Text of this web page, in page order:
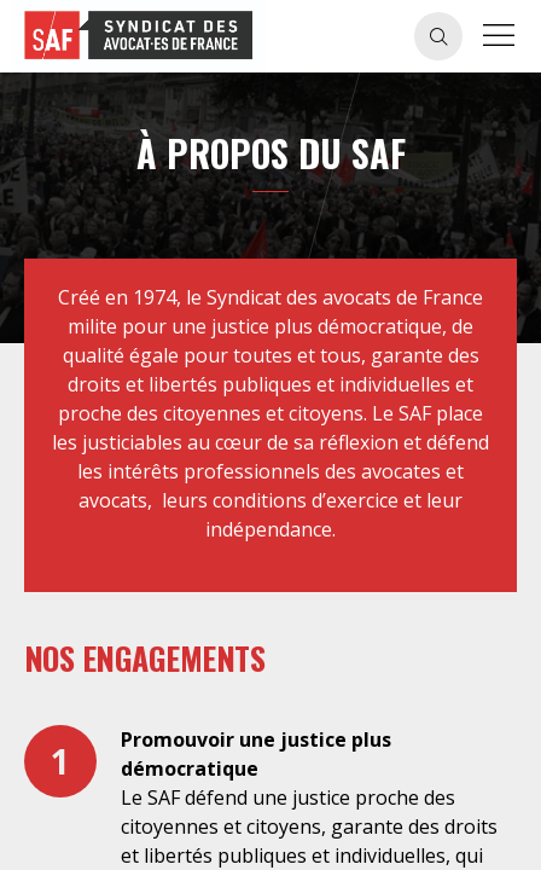
À PROPOS DU SAF
Créé en 1974, le Syndicat des avocats de France
milite pour une justice plus démocratique, de
qualité égale pour toutes et tous, garante des
droits et libertés publiques et individuelles et
proche des citoyennes et citoyens. Le SAF place
les justiciables au cœur de sa réflexion et défend
les intérêts professionnels des avocates et
avocats, leurs conditions d’exercice et leur
indépendance.
NOS ENGAGEMENTS
1
Promouvoir une justice plus
démocratique
Le SAF défend une justice proche des
citoyennes et citoyens, garante des droits
et libertés publiques et individuelles, qui